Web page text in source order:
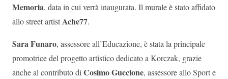
Memoria, data in cui verrà inaugurata. Il murale è stato affidato
allo street artistAche77.
Sara Funaro, assessore all’Educazione, è stata la principale
promotrice del progetto artistico dedicato a Korczak, grazie
anche al contributo diCosimo Guccione, assessore allo Sport e